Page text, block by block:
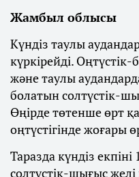
Жамбыл облысы
Күндіз таулы
күркірейді.
және таулы
болатын солтүстік-
Өңірде төтенше өрт
оңтүстігінде жоғары
Таразда күндіз
солтүстік-шығыс желі